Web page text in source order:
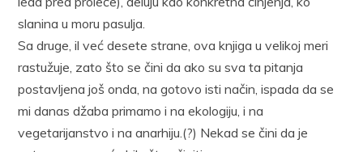
slanina u moru pasulja.
Sa druge, il već desete strane, ova knjiga u velikoj meri
rastužuje, zato što se čini da ako su sva ta pitanja
postavljena još onda, na gotovo isti način, ispada da se
mi danas džaba primamo i na ekologiju, i na
vegetarijanstvo i na anarhiju.(?) Nekad se čini da je